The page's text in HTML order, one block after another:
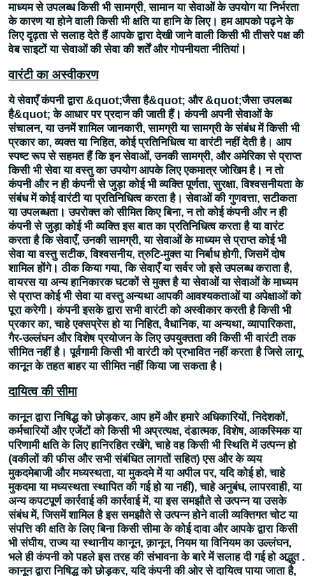
माध्यम से उपलब्ध किसी भी सामग्री, सामान या सेवाओं के उपयोग या निर्भरता
के कारण या होने वाली किसी भी क्षति या हानि के लिए। हम आपको पढ़ने के
लिए दृढ़ता से सलाह देते हैं आपके द्वारा देखी जाने वाली किसी भी तीसरे पक्ष की
वेब साइटों या सेवाओं की सेवा की शर्तें और गोपनीयता नीतियां।
वारंटी का अस्वीकरण
ये सेवाएँ कंपनी द्वारा &quot;जैसा है&quot; और &quot;जैसा उपलब्ध
है&quot; के आधार पर प्रदान की जाती हैं। कंपनी अपनी सेवाओं के
संचालन, या उनमें शामिल जानकारी, सामग्री या सामग्री के संबंध में किसी भी
प्रकार का, व्यक्त या निहित, कोई प्रतिनिधित्व या वारंटी नहीं देती है। आप
स्पष्ट रूप से सहमत हैं कि इन सेवाओं, उनकी सामग्री, और अमेरिका से प्राप्त
किसी भी सेवा या वस्तु का उपयोग आपके लिए एकमात्र जोखिम है। न तो
कंपनी और न ही कंपनी से जुड़ा कोई भी व्यक्ति पूर्णता, सुरक्षा, विश्वसनीयता के
संबंध में कोई वारंटी या प्रतिनिधित्व करता है। सेवाओं की गुणवत्ता, सटीकता
या उपलब्धता। उपरोक्त को सीमित किए बिना, न तो कोई कंपनी और न ही
कंपनी से जुड़ा कोई भी व्यक्ति इस बात का प्रतिनिधित्व करता है या वारंट
करता है कि सेवाएँ, उनकी सामग्री, या सेवाओं के माध्यम से प्राप्त कोई भी
सेवा या वस्तु सटीक, विश्वसनीय, त्रुटि-मुक्त या निर्बाध होगी, जिसमें दोष
शामिल होंगे। ठीक किया गया, कि सेवाएँ या सर्वर जो इसे उपलब्ध कराता है,
वायरस या अन्य हानिकारक घटकों से मुक्त है या सेवाओं या सेवाओं के माध्यम
से प्राप्त कोई भी सेवा या वस्तु अन्यथा आपकी आवश्यकताओं या अपेक्षाओं को
पूरा करेगी। कंपनी इसके द्वारा सभी वारंटी को अस्वीकार करती है किसी भी
प्रकार का, चाहे एक्सप्रेस हो या निहित, वैधानिक, या अन्यथा, व्यापारिकता,
गैर-उल्लंघन और विशेष प्रयोजन के लिए उपयुक्तता की किसी भी वारंटी तक
सीमित नहीं है। पूर्वगामी किसी भी वारंटी को प्रभावित नहीं करता है जिसे लागू
कानून के तहत बाहर या सीमित नहीं किया जा सकता है।
दायित्व की सीमा
कानून द्वारा निषिद्ध को छोड़कर, आप हमें और हमारे अधिकारियों, निदेशकों,
कर्मचारियों और एजेंटों को किसी भी अप्रत्यक्ष, दंडात्मक, विशेष, आकस्मिक या
परिणामी क्षति के लिए हानिरहित रखेंगे, चाहे वह किसी भी स्थिति में उत्पन्न हो
(वकीलों की फीस और सभी संबंधित लागतों सहित) एस और के व्यय
मुकदमेबाजी और मध्यस्थता, या मुकदमे में या अपील पर, यदि कोई हो, चाहे
मुकदमा या मध्यस्थता स्थापित की गई हो या नहीं), चाहे अनुबंध, लापरवाही, या
अन्य कपटपूर्ण कार्रवाई की कार्रवाई में, या इस समझौते से उत्पन्न या उसके
संबंध में, जिसमें शामिल है इस समझौते से उत्पन्न होने वाली व्यक्तिगत चोट या
संपत्ति की क्षति के लिए बिना किसी सीमा के कोई दावा और आपके द्वारा किसी
भी संघीय, राज्य या स्थानीय कानून, क़ानून, नियम या विनियम का उल्लंघन,
भले ही कंपनी को पहले इस तरह की संभावना के बारे में सलाह दी गई हो अद्भुत .
कानून द्वारा निषिद्ध को छोड़कर, यदि कंपनी की ओर से दायित्व पाया जाता है,